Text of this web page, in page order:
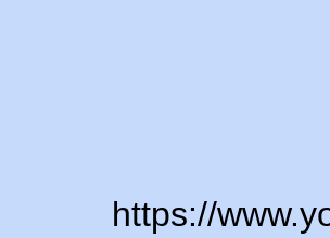
https://